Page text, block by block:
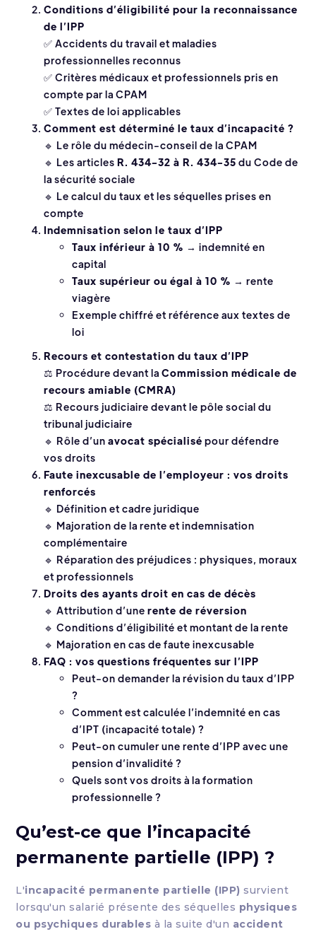
Conditions d’éligibilité pour la reconnaissance
de l’IPP
✅ Accidents du travail et maladies
professionnelles reconnus
✅ Critères médicaux et professionnels pris en
compte par la CPAM
✅ Textes de loi applicables
Comment est déterminé le taux d’incapacité ?
🔹 Le rôle du médecin-conseil de la CPAM
🔹 Les articlesR. 434-32 à R. 434-35 du Code de
la sécurité sociale
🔹 Le calcul du taux et les séquelles prises en
compte
Indemnisation selon le taux d’IPP
Taux inférieur à 10 % → indemnité en
capital
Taux supérieur ou égal à 10 % → rente
viagère
Exemple chiffré et référence aux textes de
loi
Recours et contestation du taux d’IPP
⚖️ Procédure devant laCommission médicale de
recours amiable (CMRA)
⚖️ Recours judiciaire devant le pôle social du
tribunal judiciaire
🔹 Rôle d’unavocat spécialisé pour défendre
vos droits
Faute inexcusable de l’employeur : vos droits
renforcés
🔹 Définition et cadre juridique
🔹 Majoration de la rente et indemnisation
complémentaire
🔹 Réparation des préjudices : physiques, moraux
et professionnels
Droits des ayants droit en cas de décès
🔹 Attribution d’unerente de réversion
🔹 Conditions d’éligibilité et montant de la rente
🔹 Majoration en cas de faute inexcusable
FAQ : vos questions fréquentes sur l’IPP
Peut-on demander la révision du taux d’IPP
?
Comment est calculée l’indemnité en cas
d’IPT (incapacité totale) ?
Peut-on cumuler une rente d’IPP avec une
pension d’invalidité ?
Quels sont vos droits à la formation
professionnelle ?
Qu’est-ce que l’incapacité
permanente partielle (IPP) ?
L'incapacité permanente partielle (IPP) survient
lorsqu'un salarié présente des séquelles physiques
ou psychiques durables à la suite d'un accident